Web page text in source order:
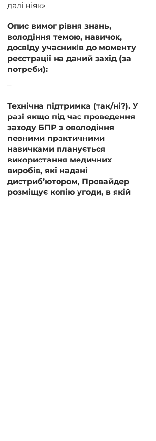
далі ніяк»
Опис вимог рівня знань,
володіння темою, навичок,
досвіду учасників до моменту
реєстрації на даний захід (за
потреби):
–
Технічна підтримка (так/ні?). У
разі якщо під час проведення
заходу БПР з оволодіння
певними практичними
навичками планується
використання медичних
виробів, які надані
дистриб’ютором, Провайдер
розміщує копію угоди, в якій